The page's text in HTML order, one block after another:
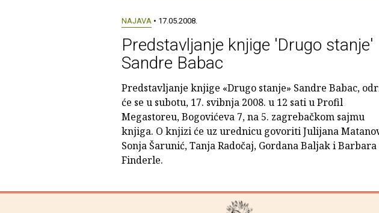
NAJAVA• 17.05.2008.
Predstavljanje knjige 'Drugo stanje'
Sandre Babac
Predstavljanje knjige «Drugo stanje» Sandre Babac,
će se u subotu, 17. svibnja 2008. u 12 sati u Profil
Megastoreu, Bogovićeva 7, na 5. zagrebačkom sajmu
knjiga. O knjizi će uz urednicu govoriti Julijana
Sonja Šarunić, Tanja Radočaj, Gordana Baljak i Barbara
Finderle.